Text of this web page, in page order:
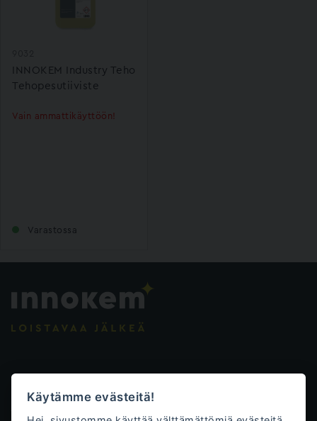
INNOKEM Industry Teho
Tehopesutiiviste
Varastossa
Vain ammattikäyttöön!
Evästeasetukset
Tietosuojalauseke
Käytämme evästeitä!